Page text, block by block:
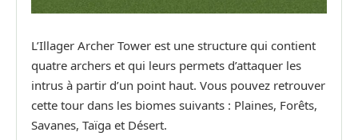
L’Illager Archer Tower est une structure qui contient
quatre archers et qui leurs permets d’attaquer les
intrus à partir d’un point haut. Vous pouvez retrouver
cette tour dans les biomes suivants : Plaines, Forêts,
Savanes, Taïga et Désert.